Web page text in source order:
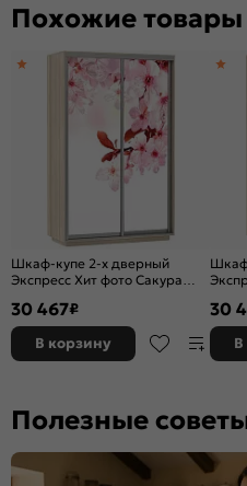
Похожие товары
Шкаф-купе 2-х дверный
Экспресс Хит фото Сакура
30 467₽
В корзину
30
В
Полезные